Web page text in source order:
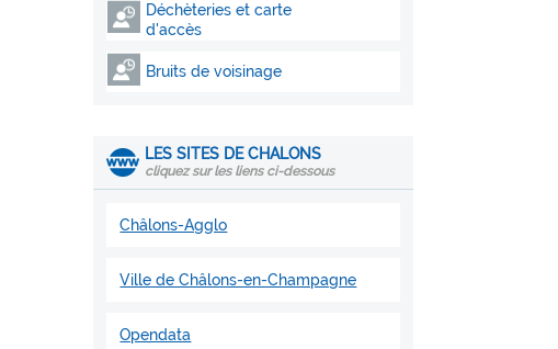
Déchèteries et carte
d'accès
Bruits de voisinage
LES SITES DE CHALONS
cliquez sur les liens ci-dessous
Châlons-Agglo
Ville de Châlons-en-Champagne
Opendata